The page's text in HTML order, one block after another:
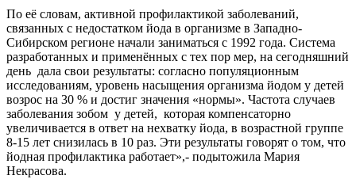
По её словам, активной профилактикой заболеваний,
связанных с недостатком йода в организме в Западно-
Сибирском регионе начали заниматься с 1992 года. Система
разработанных и применённых с тех пор мер, на сегодняшний
день дала свои результаты: согласно популяционным
исследованиям, уровень насыщения организма йодом у детей
возрос на 30 % и достиг значения «нормы». Частота случаев
заболевания зобом у детей, которая компенсаторно
увеличивается в ответ на нехватку йода, в возрастной группе
8-15 лет снизилась в 10 раз. Эти результаты говорят о том, что
йодная профилактика работает»,- подытожила Мария
Некрасова.